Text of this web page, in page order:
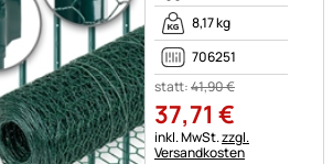
8,17 kg
706251
statt:41,90€
37,71 €
Steuerhinweis:
inkl. MwSt.zzgl.
Versandkosten